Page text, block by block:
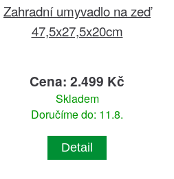
Zahradní umyvadlo na zeď
47,5x27,5x20cm
Cena: 2.499 Kč
Skladem
Doručíme do: 11.8.
Detail